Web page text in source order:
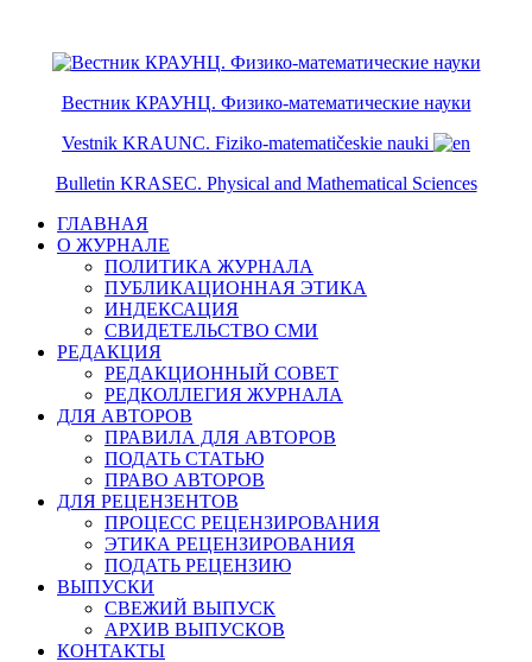
Вестник КРАУНЦ. Физико-математические науки
Vestnik KRAUNC. Fiziko-matematičeskie nauki
Bulletin KRASEC. Physical and Mathematical Sciences
ГЛАВНАЯ
О ЖУРНАЛЕ
ПОЛИТИКА ЖУРНАЛА
ПУБЛИКАЦИОННАЯ ЭТИКА
ИНДЕКСАЦИЯ
СВИДЕТЕЛЬСТВО СМИ
РЕДАКЦИЯ
РЕДАКЦИОННЫЙ СОВЕТ
РЕДКОЛЛЕГИЯ ЖУРНАЛА
ДЛЯ АВТОРОВ
ПРАВИЛА ДЛЯ АВТОРОВ
ПОДАТЬ СТАТЬЮ
ПРАВО АВТОРОВ
ДЛЯ РЕЦЕНЗЕНТОВ
ПРОЦЕСС РЕЦЕНЗИРОВАНИЯ
ЭТИКА РЕЦЕНЗИРОВАНИЯ
ПОДАТЬ РЕЦЕНЗИЮ
ВЫПУСКИ
СВЕЖИЙ ВЫПУСК
АРХИВ ВЫПУСКОВ
КОНТАКТЫ